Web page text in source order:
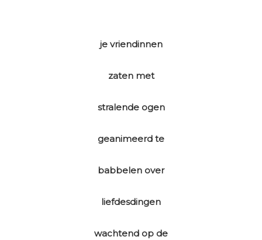
je vriendinnen
zaten met
stralende ogen
geanimeerd te
babbelen over
liefdesdingen
wachtend op de